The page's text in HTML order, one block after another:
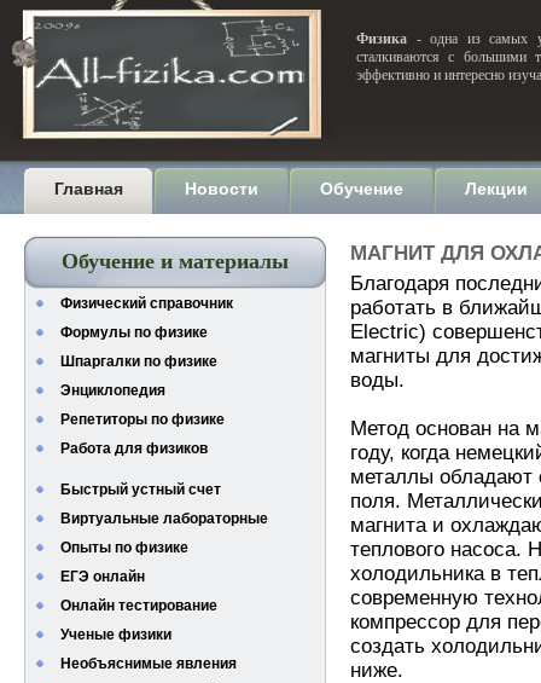
Физика - одна из самых
сталкиваются с большими
эффективно и интересно
Главная Новости Обучение Лекции
Обучение и материалы
Физический справочник
Формулы по физике
Шпаргалки по физике
Энциклопедия
Репетиторы по физике
Работа для физиков
Быстрый устный счет
Виртуальные лабораторные
Опыты по физике
ЕГЭ онлайн
Онлайн тестирование
Ученые физики
Необъяснимые явления
МАГНИТ ДЛЯ
Благодаря
работать в
Electric)
магниты для
воды.
Метод основан на
году, когда
металлы обладают
поля.
магнита и
теплового насоса.
холодильника в
современную
компрессор для
создать
ниже.